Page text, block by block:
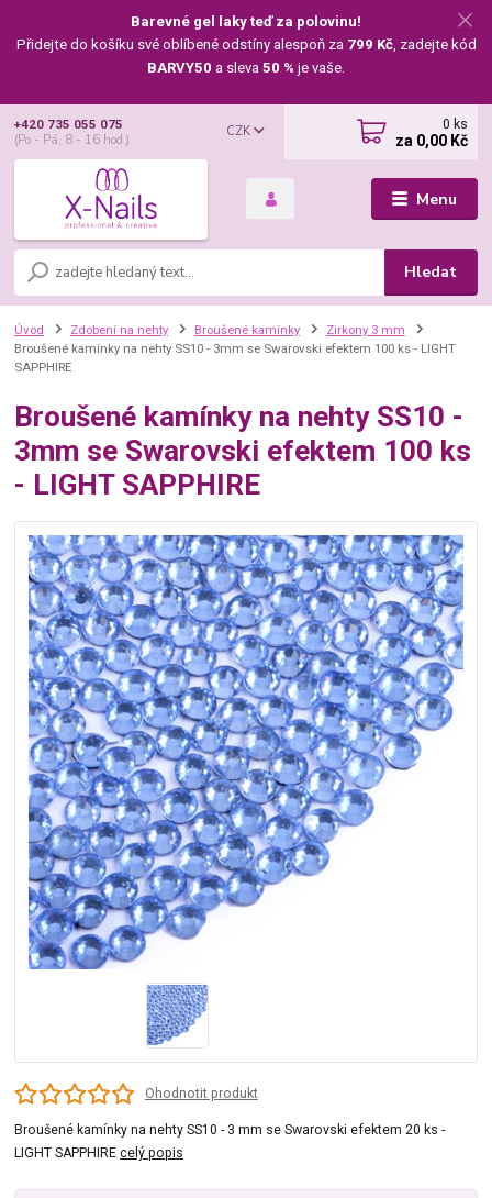
Barevné gel laky teď za polovinu!
Přidejte do košíku své oblíbené odstíny alespoň za 799 Kč, zadejte kód
BARVY50 a sleva 50 % je vaše.
Menu
CZK
Hledat
+420 735 055 075
(Po - Pá, 8 - 16 hod.)
0 ks
za 0,00 Kč
Úvod Zdobení na nehty Broušené kamínky
Zirkony 3 mm
Broušené kamínky na nehty SS10 - 3mm se Swarovski efektem 100 ks - LIGHT
SAPPHIRE
Broušené kamínky na nehty SS10 -
3mm se Swarovski efektem 100 ks
- LIGHT SAPPHIRE
Ohodnotit produkt
Broušené kamínky na nehty SS10 - 3 mm se Swarovski efektem 20 ks -
LIGHT SAPPHIREcelý popis